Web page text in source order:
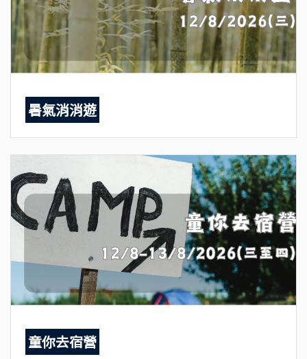
暑氣消消遊
童你去宿營